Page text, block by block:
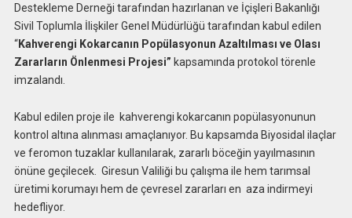
Destekleme Derneği tarafından hazırlanan ve İçişleri Bakanlığı
Sivil Toplumla İlişkiler Genel Müdürlüğü tarafından kabul edilen
“Kahverengi Kokarcanın Popülasyonun Azaltılması ve Olası
Zararların Önlenmesi Projesi” kapsamında protokol törenle
imzalandı.
Kabul edilen proje ile kahverengi kokarcanın popülasyonunun
kontrol altına alınması amaçlanıyor. Bu kapsamda Biyosidal ilaçlar
ve feromon tuzaklar kullanılarak, zararlı böceğin yayılmasının
önüne geçilecek. Giresun Valiliği bu çalışma ile hem tarımsal
üretimi korumayı hem de çevresel zararları en aza indirmeyi
hedefliyor.